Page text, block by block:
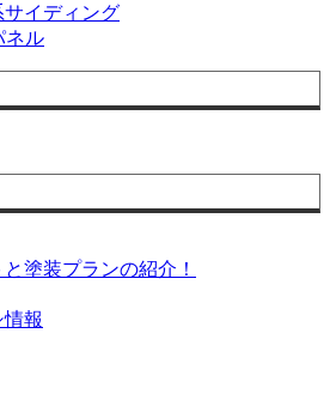
サイディング
ネル
塗装プランの紹介！
報